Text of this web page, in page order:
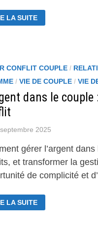
LA SUITE
CONFLIT COUPLE/
/ VIE DE COUPLE/ VIE
dans le
2025
gérer l’argent
et transformer la
de complicité et
LA SUITE